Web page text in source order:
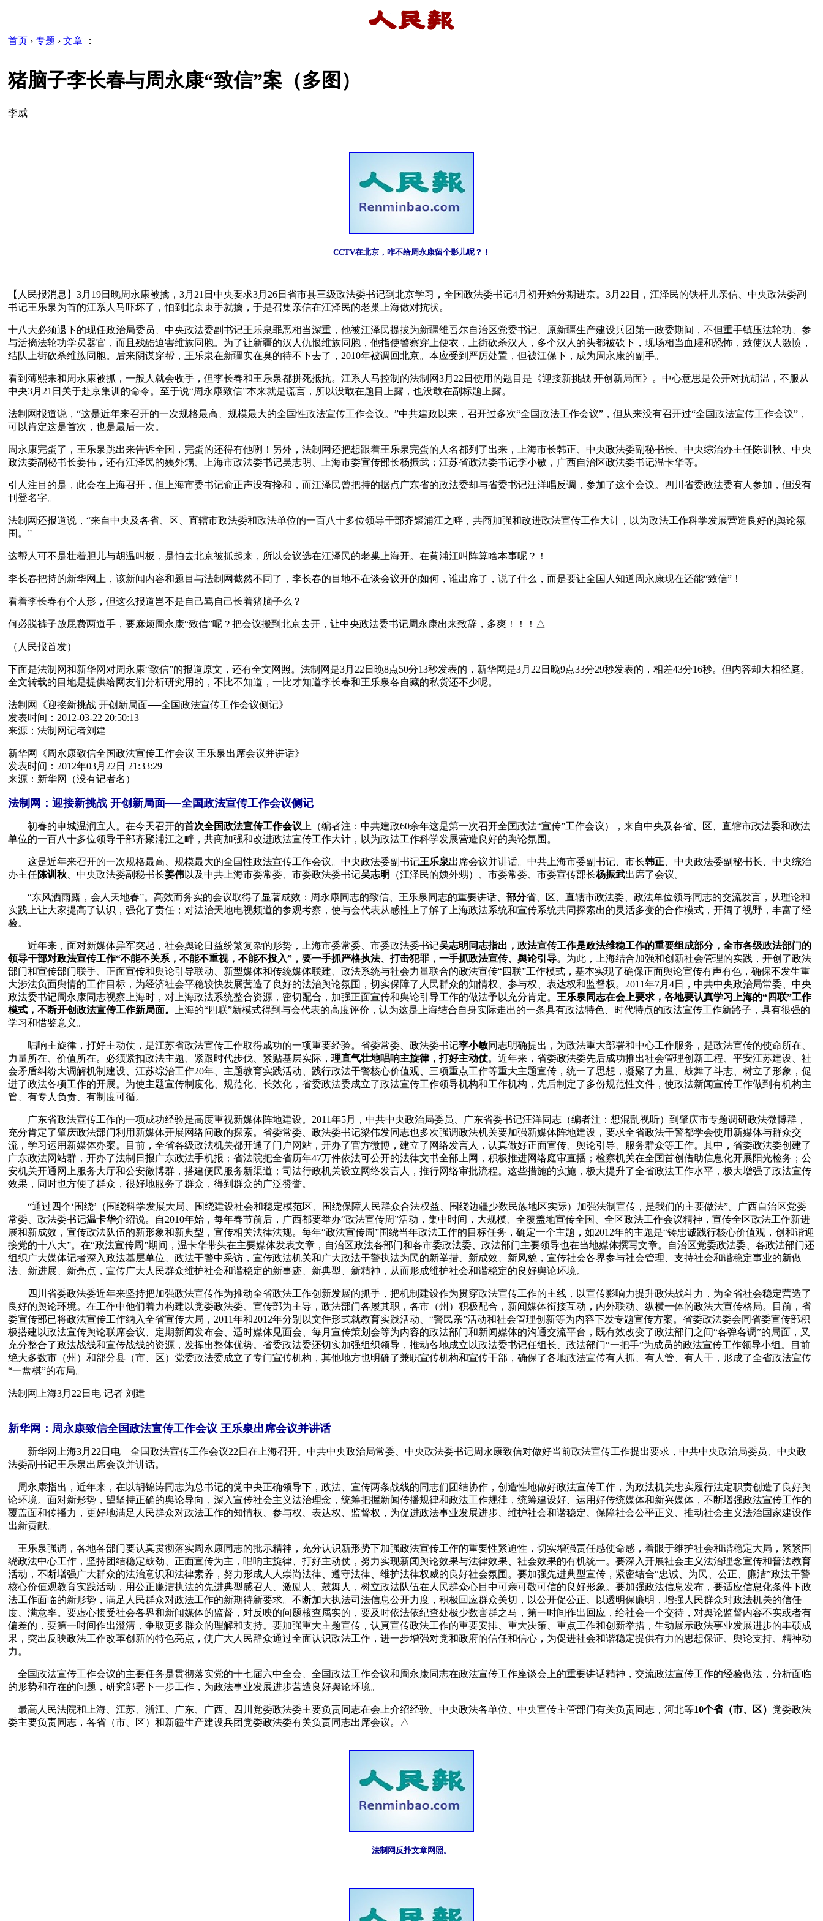
首页 › 专题 › 文章 ：
猪脑子李长春与周永康“致信”案（多图）
李威
CCTV在北京，咋不给周永康留个影儿呢？！
【人民报消息】3月19日晚周永康被擒，3月21日中央要求3月26日省市县三级政法委书记到北京学习，全国政法委书记4月初开始分期进京。3月22日，江泽民的铁杆儿亲信、中央政法委副
书记王乐泉为首的江系人马吓坏了，怕到北京束手就擒，于是召集亲信在江泽民的老巢上海做对抗状。
十八大必须退下的现任政治局委员、中央政法委副书记王乐泉罪恶相当深重，他被江泽民提拔为新疆维吾尔自治区党委书记、原新疆生产建设兵团第一政委期间，不但重手镇压法轮功、参
与活摘法轮功学员器官，而且残酷迫害维族同胞。为了让新疆的汉人仇恨维族同胞，他指使警察穿上便衣，上街砍杀汉人，多个汉人的头都被砍下，现场相当血腥和恐怖，致使汉人激愤，
结队上街砍杀维族同胞。后来阴谋穿帮，王乐泉在新疆实在臭的待不下去了，2010年被调回北京。本应受到严厉处置，但被江保下，成为周永康的副手。
看到薄熙来和周永康被抓，一般人就会收手，但李长春和王乐泉都拼死抵抗。江系人马控制的法制网3月22日使用的题目是《迎接新挑战 开创新局面》。中心意思是公开对抗胡温，不服从
中央3月21日关于赴京集训的命令。至于说“周永康致信”本来就是谎言，所以没敢在题目上露，也没敢在副标题上露。
法制网报道说，“这是近年来召开的一次规格最高、规模最大的全国性政法宣传工作会议。”中共建政以来，召开过多次“全国政法工作会议”，但从来没有召开过“全国政法宣传工作会议”，
可以肯定这是首次，也是最后一次。
周永康完蛋了，王乐泉跳出来告诉全国，完蛋的还得有他咧！另外，法制网还把想跟着王乐泉完蛋的人名都列了出来，上海市长韩正、中央政法委副秘书长、中央综治办主任陈训秋、中央
政法委副秘书长姜伟，还有江泽民的姨外甥、上海市政法委书记吴志明、上海市委宣传部长杨振武；江苏省政法委书记李小敏，广西自治区政法委书记温卡华等。
引人注目的是，此会在上海召开，但上海市委书记俞正声没有搀和，而江泽民曾把持的据点广东省的政法委却与省委书记汪洋唱反调，参加了这个会议。四川省委政法委有人参加，但没有
刊登名字。
法制网还报道说，“来自中央及各省、区、直辖市政法委和政法单位的一百八十多位领导干部齐聚浦江之畔，共商加强和改进政法宣传工作大计，以为政法工作科学发展营造良好的舆论氛
围。”
这帮人可不是壮着胆儿与胡温叫板，是怕去北京被抓起来，所以会议选在江泽民的老巢上海开。在黄浦江叫阵算啥本事呢？！
李长春把持的新华网上，该新闻内容和题目与法制网截然不同了，李长春的目地不在谈会议开的如何，谁出席了，说了什么，而是要让全国人知道周永康现在还能“致信”！
看着李长春有个人形，但这么报道岂不是自己骂自己长着猪脑子么？
何必脱裤子放屁费两道手，要麻烦周永康“致信”呢？把会议搬到北京去开，让中央政法委书记周永康出来致辞，多爽！！！△
（人民报首发）
下面是法制网和新华网对周永康“致信”的报道原文，还有全文网照。法制网是3月22日晚8点50分13秒发表的，新华网是3月22日晚9点33分29秒发表的，相差43分16秒。但内容却大相径庭。
全文转载的目地是提供给网友们分析研究用的，不比不知道，一比才知道李长春和王乐泉各自藏的私货还不少呢。
法制网《迎接新挑战 开创新局面──全国政法宣传工作会议侧记》
发表时间：2012-03-22 20:50:13
来源：法制网记者刘建
新华网《周永康致信全国政法宣传工作会议 王乐泉出席会议并讲话》
发表时间：2012年03月22日 21:33:29
来源：新华网（没有记者名）
法制网：迎接新挑战 开创新局面──全国政法宣传工作会议侧记
初春的申城温润宜人。在今天召开的首次全国政法宣传工作会议 上（编者注：中共建政60余年这是第一次召开全国政法“宣传”工作会议），来自中央及各省、区、直辖市政法委和政法
单位的一百八十多位领导干部齐聚浦江之畔，共商加强和改进政法宣传工作大计，以为政法工作科学发展营造良好的舆论氛围。
这是近年来召开的一次规格最高、规模最大的全国性政法宣传工作会议。中央政法委副书记王乐泉出席会议并讲话。中共上海市委副书记、市长韩正 、中央政法委副秘书长、中央综治
办主任陈训秋 、中央政法委副秘书长姜伟以及中共上海市委常委、市委政法委书记吴志明 （江泽民的姨外甥）、市委常委、市委宣传部长杨振武出席了会议。
“东风洒雨露，会人天地春”。高效而务实的会议取得了显著成效：周永康同志的致信、王乐泉同志的重要讲话、 部分省、区、直辖市政法委、政法单位领导同志的交流发言，从理论和
实践上让大家提高了认识，强化了责任；对法治天地电视频道的参观考察，使与会代表从感性上了解了上海政法系统和宣传系统共同探索出的灵活多变的合作模式，开阔了视野，丰富了经
验。
近年来，面对新媒体异军突起，社会舆论日益纷繁复杂的形势，上海市委常委、市委政法委书记吴志明同志指出，政法宣传工作是政法维稳工作的重要组成部分，全市各级政法部门的
领导干部对政法宣传工作“不能不关系，不能不重视，不能不投入”，要一手抓严格执法、打击犯罪，一手抓政法宣传、舆论引导。 为此，上海结合加强和创新社会管理的实践，开创了政法
部门和宣传部门联手、正面宣传和舆论引导联动、新型媒体和传统媒体联建、政法系统与社会力量联合的政法宣传“四联”工作模式，基本实现了确保正面舆论宣传有声有色，确保不发生重
大涉法负面舆情的工作目标，为经济社会平稳较快发展营造了良好的法治舆论氛围，切实保障了人民群众的知情权、参与权、表达权和监督权。2011年7月4日，中共中央政治局常委、中央
政法委书记周永康同志视察上海时，对上海政法系统整合资源，密切配合，加强正面宣传和舆论引导工作的做法予以充分肯定。 王乐泉同志在会上要求，各地要认真学习上海的“四联”工作
模式，不断开创政法宣传工作新局面。
上海的“四联”新模式得到与会代表的高度评价，认为这是上海结合自身实际走出的一条具有政法特色、时代特点的政法宣传工作新路子，具有很强的
学习和借鉴意义。
唱响主旋律，打好主动仗，是江苏省政法宣传工作取得成功的一项重要经验。省委常委、政法委书记李小敏同志明确提出，为政法重大部署和中心工作服务，是政法宣传的使命所在、
力量所在、价值所在。必须紧扣政法主题、紧跟时代步伐、紧贴基层实际， 理直气壮地唱响主旋律，打好主动仗。近年来，省委政法委先后成功推出社会管理创新工程、平安江苏建设、社
会矛盾纠纷大调解机制建设、江苏综治工作20年、主题教育实践活动、践行政法干警核心价值观、三项重点工作等重大主题宣传，统一了思想，凝聚了力量、鼓舞了斗志、树立了形象，促
进了政法各项工作的开展。为使主题宣传制度化、规范化、长效化，省委政法委成立了政法宣传工作领导机构和工作机构，先后制定了多份规范性文件，使政法新闻宣传工作做到有机构主
管、有专人负责、有制度可循。
广东省政法宣传工作的一项成功经验是高度重视新媒体阵地建设。2011年5月，中共中央政治局委员、广东省委书记汪洋同志（编者注：想混乱视听）到肇庆市专题调研政法微博群，
充分肯定了肇庆政法部门利用新媒体开展网络问政的探索。省委常委、政法委书记梁伟发同志也多次强调政法机关要加强新媒体阵地建设，要求全省政法干警都学会使用新媒体与群众交
流，学习运用新媒体办案。目前，全省各级政法机关都开通了门户网站，开办了官方微博，建立了网络发言人，认真做好正面宣传、舆论引导、服务群众等工作。其中，省委政法委创建了
广东政法网站群，开办了法制日报广东政法手机报；省法院把全省历年47万件依法可公开的法律文书全部上网，积极推进网络庭审直播；检察机关在全国首创借助信息化开展阳光检务；公
安机关开通网上服务大厅和公安微博群，搭建便民服务新渠道；司法行政机关设立网络发言人，推行网络审批流程。这些措施的实施，极大提升了全省政法工作水平，极大增强了政法宣传
效果，同时也方便了群众，很好地服务了群众，得到群众的广泛赞誉。
“通过四个‘围绕’（围绕科学发展大局、围绕建设社会和稳定模范区、围绕保障人民群众合法权益、围绕边疆少数民族地区实际）加强法制宣传，是我们的主要做法”。广西自治区党委
常委、政法委书记温卡华介绍说。自2010年始，每年春节前后，广西都要举办“政法宣传周”活动，集中时间，大规模、全覆盖地宣传全国、全区政法工作会议精神，宣传全区政法工作新进
展和新成效，宣传政法队伍的新形象和新典型，宣传相关法律法规。每年“政法宣传周”围绕当年政法工作的目标任务，确定一个主题，如2012年的主题是“铸忠诚践行核心价值观，创和谐迎
接党的十八大”。在“政法宣传周”期间，温卡华带头在主要媒体发表文章，自治区政法各部门和各市委政法委、政法部门主要领导也在当地媒体撰写文章。自治区党委政法委、各政法部门还
组织广大媒体记者深入政法基层单位、政法干警中采访，宣传政法机关和广大政法干警执法为民的新举措、新成效、新风貌，宣传社会各界参与社会管理、支持社会和谐稳定事业的新做
法、新进展、新亮点，宣传广大人民群众维护社会和谐稳定的新事迹、新典型、新精神，从而形成维护社会和谐稳定的良好舆论环境。
四川省委政法委近年来坚持把加强政法宣传作为推动全省政法工作创新发展的抓手，把机制建设作为贯穿政法宣传工作的主线，以宣传影响力提升政法战斗力，为全省社会稳定营造了
良好的舆论环境。在工作中他们着力构建以党委政法委、宣传部为主导，政法部门各履其职，各市（州）积极配合，新闻媒体衔接互动，内外联动、纵横一体的政法大宣传格局。目前，省
委宣传部已将政法宣传工作纳入全省宣传大局，2011年和2012年分别以文件形式就教育实践活动、“警民亲”活动和社会管理创新等为内容下发专题宣传方案。省委政法委会同省委宣传部积
极搭建以政法宣传舆论联席会议、定期新闻发布会、适时媒体见面会、每月宣传策划会等为内容的政法部门和新闻媒体的沟通交流平台，既有效改变了政法部门之间“各弹各调”的局面，又
充分整合了政法战线和宣传战线的资源，发挥出整体优势。省委政法委还切实加强组织领导，推动各地成立以政法委书记任组长、政法部门“一把手”为成员的政法宣传工作领导小组。目前
绝大多数市（州）和部分县（市、区）党委政法委成立了专门宣传机构，其他地方也明确了兼职宣传机构和宣传干部，确保了各地政法宣传有人抓、有人管、有人干，形成了全省政法宣传
“一盘棋”的布局。
法制网上海3月22日电 记者 刘建
新华网：周永康致信全国政法宣传工作会议 王乐泉出席会议并讲话
新华网上海3月22日电　全国政法宣传工作会议22日在上海召开。中共中央政治局常委、中央政法委书记周永康致信对做好当前政法宣传工作提出要求，中共中央政治局委员、中央政
法委副书记王乐泉出席会议并讲话。
论环境。面对新形势，望坚持正确的舆论导向，深入宣传社会主义法治理念，统筹把握新闻传播规律和政法工作规律，统筹建设好、运用好传统媒体和新兴媒体，不断增强政法宣传工作的
覆盖面和传播力，更好地满足人民群众对政法工作的知情权、参与权、表达权、监督权，为促进政法事业发展进步、维护社会和谐稳定、保障社会公平正义、推动社会主义法治国家建设作
出新贡献。
绕政法中心工作，坚持团结稳定鼓劲、正面宣传为主，唱响主旋律、打好主动仗，努力实现新闻舆论效果与法律效果、社会效果的有机统一。要深入开展社会主义法治理念宣传和普法教育
活动，不断增强广大群众的法治意识和法律素养，努力形成人人崇尚法律、遵守法律、维护法律权威的良好社会氛围。要加强先进典型宣传，紧密结合“忠诚、为民、公正、廉洁”政法干警
核心价值观教育实践活动，用公正廉洁执法的先进典型感召人、激励人、鼓舞人，树立政法队伍在人民群众心目中可亲可敬可信的良好形象。要加强政法信息发布，要适应信息化条件下政
法工作面临的新形势，满足人民群众对政法工作的新期待新要求。不断加大执法司法信息公开力度，积极回应群众关切，以公开促公正、以透明保廉明，增强人民群众对政法机关的信任
度、满意率。要虚心接受社会各界和新闻媒体的监督，对反映的问题核查属实的，要及时依法依纪查处极少数害群之马，第一时间作出回应，给社会一个交待，对舆论监督内容不实或者有
偏差的，要第一时间作出澄清，争取更多群众的理解和支持。要加强重大主题宣传，认真宣传政法工作的重要安排、重大决策、重点工作和创新举措，生动展示政法事业发展进步的丰硕成
果，突出反映政法工作改革创新的特色亮点，使广大人民群众通过全面认识政法工作，进一步增强对党和政府的信任和信心，为促进社会和谐稳定提供有力的思想保证、舆论支持、精神动
力。
的形势和存在的问题，研究部署下一步工作，为政法事业发展进步营造良好舆论环境。
    最高人民法院和上海、江苏、浙江、广东、广西、四川党委政法委主要负责同志在会上介绍经验。中央政法各单位、中央宣传主管部门有关负责同志，河北等
10个省（市、区） 党委政法
委主要负责同志，各省（市、区）和新疆生产建设兵团党委政法委有关负责同志出席会议。△
法制网反扑文章网照。